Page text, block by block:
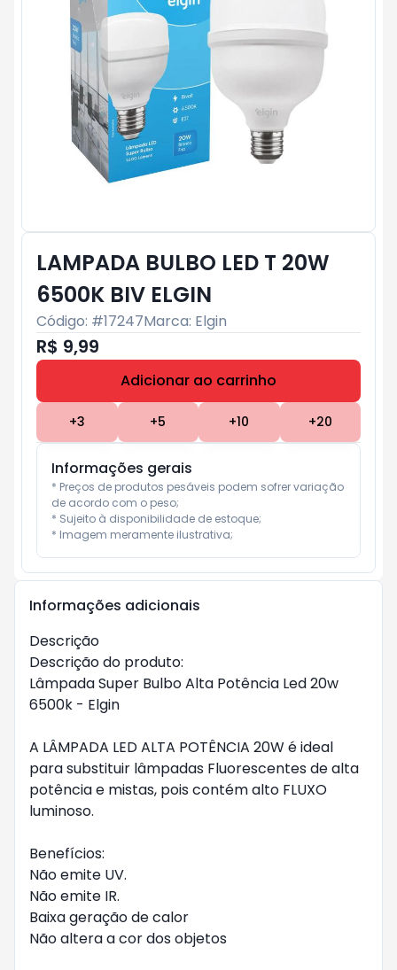
LAMPADA BULBO LED T 20W
6500K BIV ELGIN
Código: #17247Marca: Elgin
R$ 9,99
Adicionar ao carrinho
+3 +5 +10 +20
Informações gerais
* Preços de produtos pesáveis podem sofrer variação
de acordo com o peso;
* Sujeito à disponibilidade de estoque;
* Imagem meramente ilustrativa;
Informações adicionais
Descrição
Descrição do produto:
Lâmpada Super Bulbo Alta Potência Led 20w
6500k - Elgin
A LÂMPADA LED ALTA POTÊNCIA 20W é ideal
para substituir lâmpadas Fluorescentes de alta
potência e mistas, pois contém alto FLUXO
luminoso.
Benefícios:
Não emite UV.
Não emite IR.
Baixa geração de calor
Não altera a cor dos objetos